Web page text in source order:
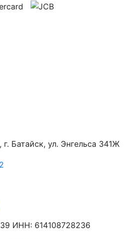
г. Батайск, ул. Энгельса 341Ж
ИНН: 614108728236